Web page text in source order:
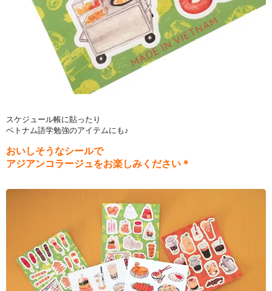
スケジュール帳に貼ったり
ベトナム語学勉強のアイテムにも♪
おいしそうなシールで
アジアンコラージュをお楽しみください＊